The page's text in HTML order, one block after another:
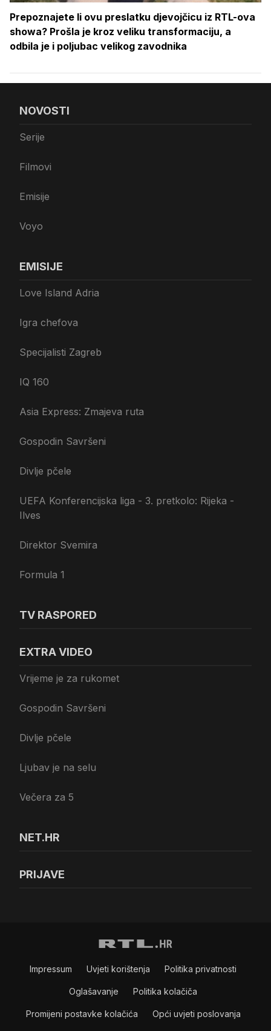
Prepoznajete li ovu preslatku djevojčicu iz RTL-ova
showa? Prošla je kroz veliku transformaciju, a
odbila je i poljubac velikog zavodnika
NOVOSTI
Serije
Filmovi
Emisije
Voyo
EMISIJE
Love Island Adria
Igra chefova
Specijalisti Zagreb
IQ 160
Asia Express: Zmajeva ruta
Gospodin Savršeni
Divlje pčele
UEFA Konferencijska liga - 3. pretkolo: Rijeka -
Ilves
Direktor Svemira
Formula 1
TV RASPORED
EXTRA VIDEO
Vrijeme je za rukomet
Gospodin Savršeni
Divlje pčele
Ljubav je na selu
Večera za 5
NET.HR
PRIJAVE
Impressum Uvjeti korištenja Politika privatnosti
Oglašavanje Politika kolačiča
Promijeni postavke kolačića Opći uvjeti poslovanja